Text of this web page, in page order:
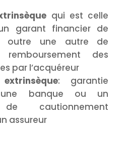
qui est celle
garant financier de
outre une autre de
des
par l’acquéreur
: garantie
banque ou un
cautionnement
assureur